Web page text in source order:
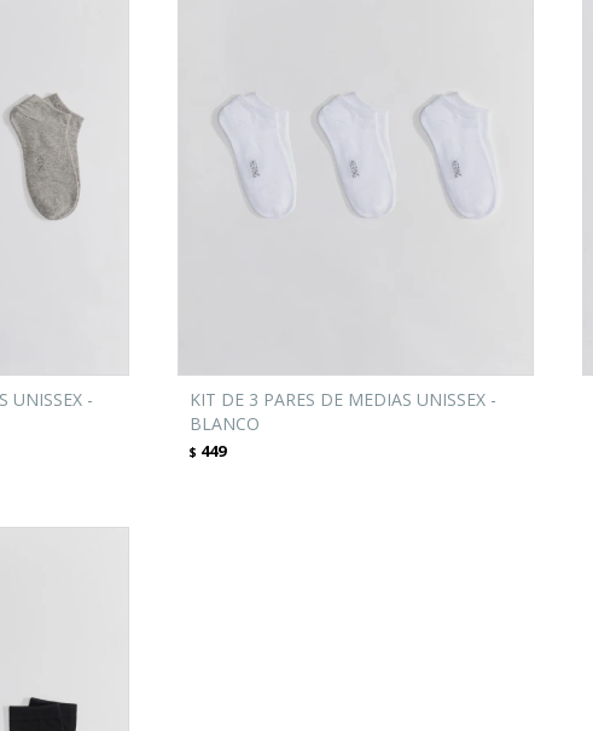
UNISSEX -
KIT DE 3 PARES DE MEDIAS UNISSEX -
BLANCO
$ 449